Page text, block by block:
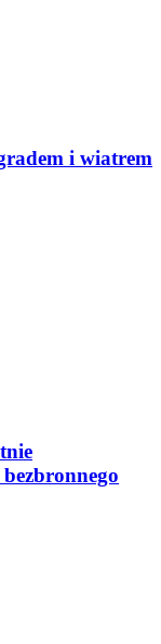
i wiatrem